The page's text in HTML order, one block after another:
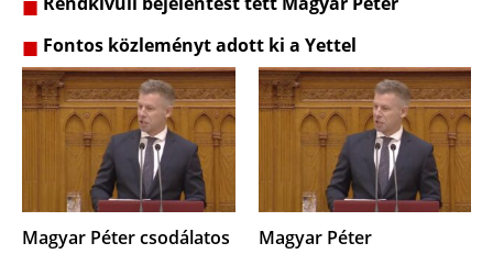
Fontos közleményt adott ki a Yettel
Magyar Péter csodálatos
Magyar Péter